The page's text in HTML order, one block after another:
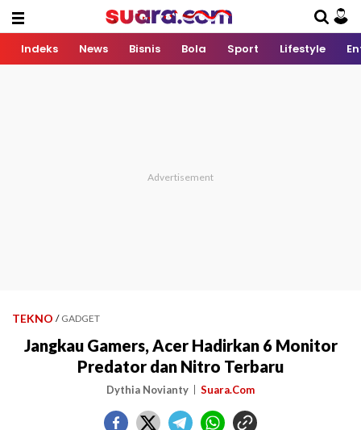
Indeks News Bisnis Bola Sport Lifestyle
TEKNO / GADGET
Jangkau Gamers, Acer Hadirkan 6 Monitor
Predator dan Nitro Terbaru
Dythia Novianty Suara.Com